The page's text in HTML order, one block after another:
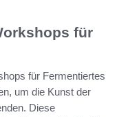
für
für Fermentiertes
um die Kunst der
Diese